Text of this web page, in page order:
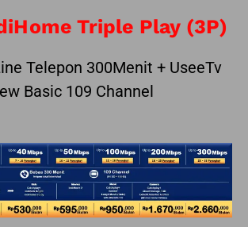
Triple Play (3P)
Telepon 300Menit + UseeTv
Basic 109 Channel